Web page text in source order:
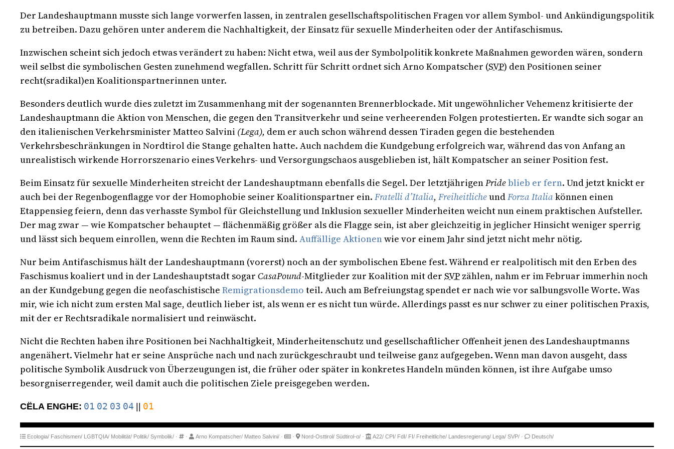
Der Landeshauptmann musste sich lange vorwerfen lassen, in zentralen gesellschaftspolitischen Fragen vor allem Symbol- und Ankündigungspolitik
zu betreiben. Dazu gehören unter anderem die Nachhaltigkeit, der Einsatz für sexuelle Minderheiten oder der Antifaschismus.
Inzwischen scheint sich jedoch etwas verändert zu haben: Nicht etwa, weil aus der Symbolpolitik konkrete Maßnahmen geworden wären, sondern
weil selbst die symbolischen Gesten zunehmend wegfallen. Schritt für Schritt ordnet sich Arno Kompatscher (SVP) den Positionen seiner
recht(sradikal)en Koalitionspartnerinnen unter.
Besonders deutlich wurde dies zuletzt im Zusammenhang mit der sogenannten Brennerblockade. Mit ungewöhnlicher Vehemenz kritisierte der
Landeshauptmann die Aktion von Menschen, die gegen den Transitverkehr und seine verheerenden Folgen protestierten. Er wandte sich sogar an
den italienischen Verkehrsminister Matteo Salvini (Lega), dem er auch schon während dessen Tiraden gegen die bestehenden
Verkehrsbeschränkungen in Nordtirol die Stange gehalten hatte. Auch nachdem die Kundgebung erfolgreich war, während das von Anfang an
unrealistisch wirkende Horrorszenario eines Verkehrs- und Versorgungschaos ausgeblieben ist, hält Kompatscher an seiner Position fest.
Beim Einsatz für sexuelle Minderheiten streicht der Landeshauptmann ebenfalls die Segel. Der letztjährigenPrideblieb er fern. Und jetzt knickt er
auch bei der Regenbogenflagge vor der Homophobie seiner Koalitionspartner ein. Fratelli d’Italia, FreiheitlicheundForza Italiakönnen einen
Etappensieg feiern, denn das verhasste Symbol für Gleichstellung und Inklusion sexueller Minderheiten weicht nun einem praktischen Aufsteller.
Der mag zwar — wie Kompatscher behauptet — flächenmäßig größer als die Flagge sein, ist aber gleichzeitig in jeglicher Hinsicht weniger sperrig
und lässt sich bequem einrollen, wenn die Rechten im Raum sind. Auffällige Aktionenwie vor einem Jahr sind jetzt nicht mehr nötig.
Nur beim Antifaschismus hält der Landeshauptmann (vorerst) noch an der symbolischen Ebene fest. Während er realpolitisch mit den Erben des
Faschismus koaliert und in der Landeshauptstadt sogar CasaPound-Mitglieder zur Koalition mit der SVP zählen, nahm er im Februar immerhin noch
an der Kundgebung gegen die neofaschistische Remigrationsdemo teil. Auch am Befreiungstag spendet er nach wie vor salbungsvolle Worte. Was
mir, wie ich nicht zum ersten Mal sage, deutlich lieber ist, als wenn er es nicht tun würde. Allerdings passt es nur schwer zu einer politischen Praxis,
mit der er Rechtsradikale normalisiert und reinwäscht.
Nicht die Rechten haben ihre Positionen bei Nachhaltigkeit, Minderheitenschutz und gesellschaftlicher Offenheit jenen des Landeshauptmanns
angenähert. Vielmehr hat er seine Ansprüche nach und nach zurückgeschraubt und teilweise ganz aufgegeben. Wenn man davon ausgeht, dass
politische Symbolik Ausdruck von Überzeugungen ist, die früher oder später in konkretes Handeln münden können, ist ihre Aufgabe umso
besorgniserregender, weil damit auch die politischen Ziele preisgegeben werden.
CËLA ENGHE: 01 02 03 04 01
Ecologia/ Faschismen/ LGBTQIA/ Mobilität/ Politik/ Symbolik/ · · Arno Kompatscher/ Matteo Salvini/ · · Nord-Osttirol/ Südtirol-o/ · A22/ CPI/ FdI/ FI/ Freiheitliche/ Landesregierung/ Lega/ SVP/ · Deutsch/